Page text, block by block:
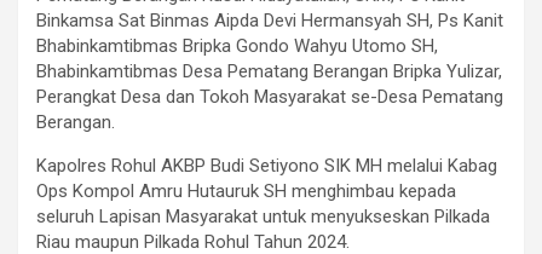
Binkamsa Sat Binmas Aipda Devi Hermansyah SH, Ps Kanit
Bhabinkamtibmas Bripka Gondo Wahyu Utomo SH,
Bhabinkamtibmas Desa Pematang Berangan Bripka Yulizar,
Perangkat Desa dan Tokoh Masyarakat se-Desa Pematang
Berangan.
Kapolres Rohul AKBP Budi Setiyono SIK MH melalui Kabag
Ops Kompol Amru Hutauruk SH menghimbau kepada
seluruh Lapisan Masyarakat untuk menyukseskan Pilkada
Riau maupun Pilkada Rohul Tahun 2024.